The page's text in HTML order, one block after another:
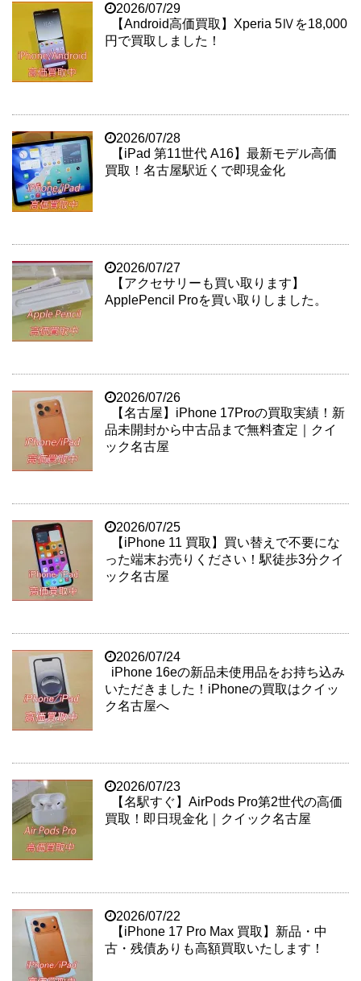
2026/07/29
【Android高価買取】Xperia 5Ⅳを18,000
円で買取しました！
2026/07/28
【iPad 第11世代 A16】最新モデル高価
買取！名古屋駅近くで即現金化
2026/07/27
【アクセサリーも買い取ります】
ApplePencil Proを買い取りしました。
2026/07/26
【名古屋】iPhone 17Proの買取実績！新
品未開封から中古品まで無料査定｜クイ
ック名古屋
2026/07/25
【iPhone 11 買取】買い替えで不要にな
った端末お売りください！駅徒歩3分クイ
ック名古屋
2026/07/24
iPhone 16eの新品未使用品をお持ち込み
いただきました！iPhoneの買取はクイッ
ク名古屋へ
2026/07/23
【名駅すぐ】AirPods Pro第2世代の高価
買取！即日現金化｜クイック名古屋
2026/07/22
【iPhone 17 Pro Max 買取】新品・中
古・残債ありも高額買取いたします！